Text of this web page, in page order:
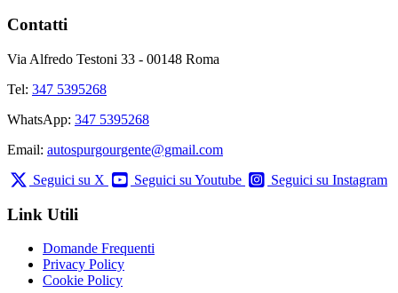
Contatti
Via Alfredo Testoni 33 - 00148 Roma
Tel: 347 5395268
WhatsApp: 347 5395268
Email: autospurgourgente@gmail.com
Seguici su X
Seguici su Youtube Seguici su Instagram
Link Utili
Domande Frequenti
Privacy Policy
Cookie Policy